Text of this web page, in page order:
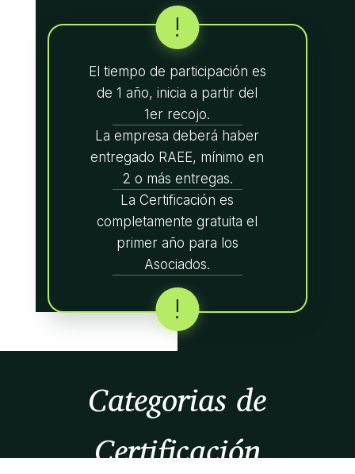
!
El tiempo de participación es
de 1 año, inicia a partir del
1er recojo.
La empresa deberá haber
entregado RAEE, mínimo en
2 o más entregas.
La Certificación es
completamente gratuita el
primer año para los
Asociados.
!
Categorias de
Certificación